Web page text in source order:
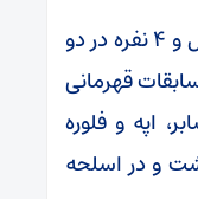
شمشیربازی ایران با ترکیب کامل و ۴ نفره در دو
قهرمانی
اپه و فلوره
و در اسلحه